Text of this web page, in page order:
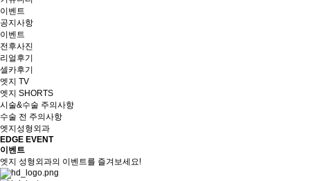
이벤트
공지사항
이벤트
전후사진
리얼후기
셀카후기
엣지 TV
엣지 SHORTS
시술&수술 주의사항
수술 전 주의사항
엣지성형외과
EDGE EVENT
이벤트
엣지 성형외과의 이벤트를 즐겨보세요!